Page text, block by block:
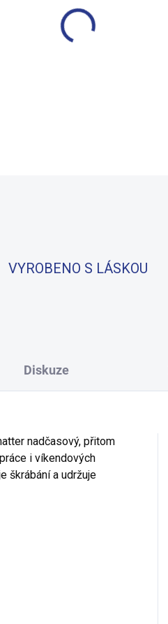
VYROBENO S LÁSKOU
Diskuze
nadčasový, přitom
i víkendových
škrábání a udržuje